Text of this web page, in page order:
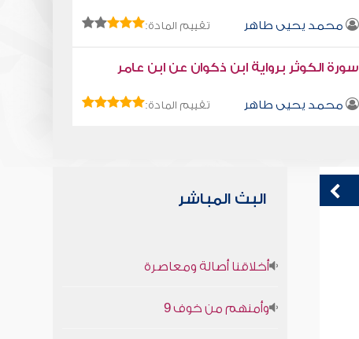
محمد يحيى طاهر تقييم المادة:
سورة الكوثر برواية ابن ذكوان عن ابن عامر
محمد يحيى طاهر تقييم المادة:
في فنون التعامل " - مفاتيح القلوب
محمد العريفي
البث المباشر
أخلاقنا أصالة ومعاصرة
وأمنهم من خوف 9